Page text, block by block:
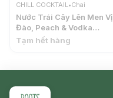
CHILL COCKTAIL•Chai
Nước Trái Cây Lên Men Vị
Đào, Peach & Vodka
Sparkling, 4% (275ml) -
Tạm hết hàng